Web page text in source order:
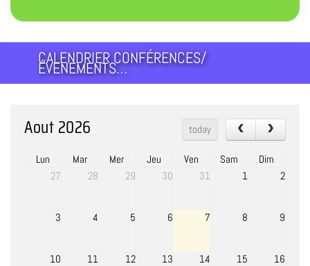
CALENDRIER CONFÉRENCES/
ÉVENEMENTS…
Aout 2026 today
Lun Mar Mer Jeu Ven Sam
Dim
27
28 29 30 31 1 2
3 4 5 6 7 8 9
10 11 12 13 14 15 16